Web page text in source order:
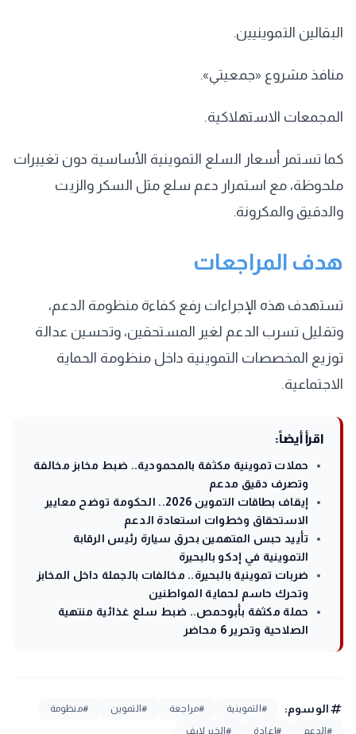
البقالين التموينيين.
منافذ مشروع «جمعيتي».
المجمعات الاستهلاكية.
كما تستمر أسعار السلع التموينية الأساسية دون تغييرات
ملحوظة، مع استمرار دعم سلع مثل السكر والزيت
والدقيق والمكرونة.
هدف المراجعات
تستهدف هذه الإجراءات رفع كفاءة منظومة الدعم،
وتقليل تسرب الدعم لغير المستحقين، وتحسين عدالة
توزيع المخصصات التموينية داخل منظومة الحماية
الاجتماعية.
اقرأ أيضاً:
حملات تموينية مكثفة بالمحمودية.. ضبط مخابز مخالفة
وتصرف دقيق مدعم
إيقاف بطاقات التموين 2026.. الحكومة توضح معايير
الاستحقاق وخطوات استعادة الدعم
تأييد حبس المتهمين بحرق سيارة رئيس الرقابة
التموينية في إدكو بالبحيرة
ضربات تموينية بالبحيرة.. مخالفات بالجملة داخل المخابز
وتحرك حاسم لحماية المواطنين
حملة مكثفة بأبوحمص.. ضبط سلع غذائية منتهية
الصلاحية وتحرير 6 محاضر
tagالوسوم: #التموينية #مراجعة #التموين
#منظومة
#الدعم
#إعادة #الخبر لايف